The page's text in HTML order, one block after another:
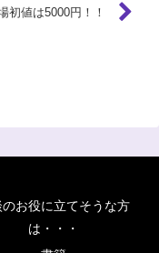
初値は5000円！！
のお役に立てそうな方
は・・・